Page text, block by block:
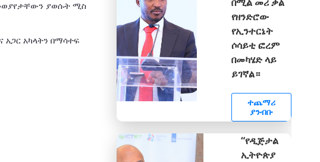
ያወሱት ሚስ
አካላትን በማሳተፍ
የዘንድሮው
የኢንተርኔት
ሶሳይቲ ፎረም
በመካሄድ ላይ
ይገኛል።
ተጨማሪ
ያንብቡ
“የዲጅታል
ኢትዮጵያ